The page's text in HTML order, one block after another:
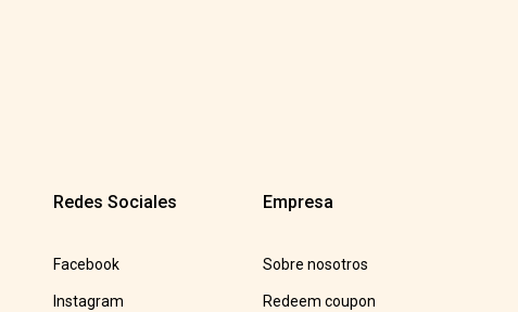
Redes Sociales
Facebook
Instagram
Empresa
Sobre nosotros
Redeem coupon